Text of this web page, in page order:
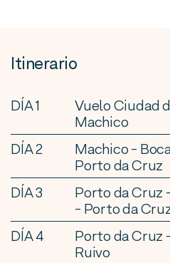
Itinerario
DÍA 1
Vuelo Ciudad
Machico
DÍA 2
Machico -
Porto da Cruz
DÍA 3
Porto da Cruz
- Porto da
DÍA 4
Porto da Cruz
Ruivo